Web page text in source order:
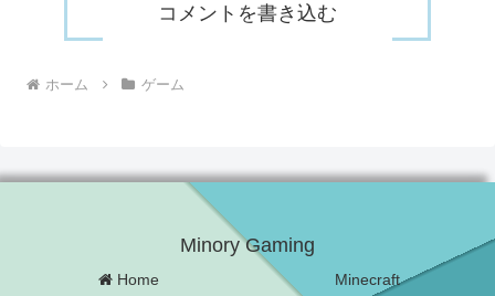
コメントを書き込む
ホーム ゲーム
Minory Gaming
Home
Minecraft